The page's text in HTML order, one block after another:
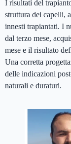
I risultati del
struttura dei capelli,
innesti trapiantati. I
dal terzo mese,
mese e il risultato
Una corretta
delle indicazioni
naturali e duraturi.